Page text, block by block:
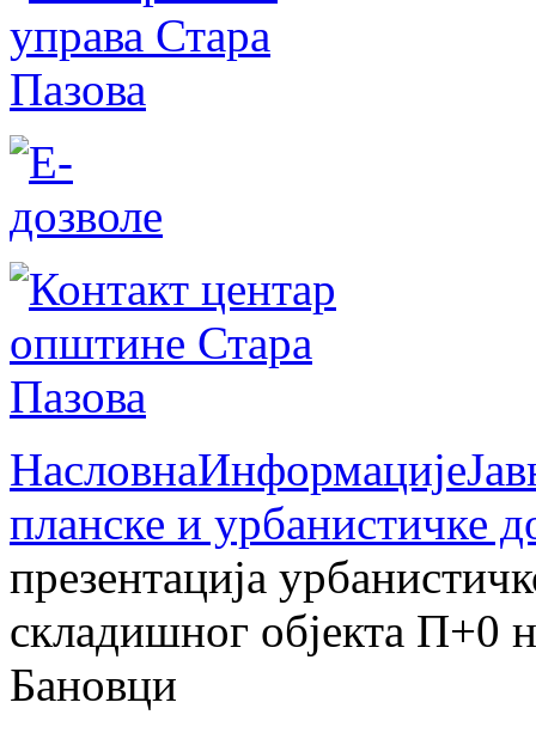
НасловнаИнформације
планске и урбанистичке
презентација
складишног објекта П+0
Бановци